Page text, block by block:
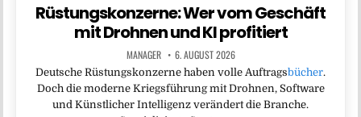
Rüstungskonzerne: Wer vom Geschäft
mit Drohnen und KI profitiert
MANAGER 6. AUGUST 2026
Deutsche Rüstungskonzerne haben volle Auftragsbücher.
Doch die moderne Kriegsführung mit Drohnen, Software
und Künstlicher Intelligenz verändert die Branche.